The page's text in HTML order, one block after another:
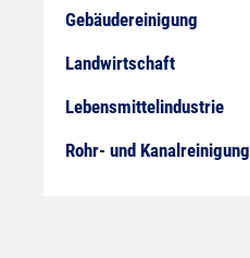
Gebäudereinigung
Landwirtschaft
Lebensmittelindustrie
Rohr- und Kanalreinigung